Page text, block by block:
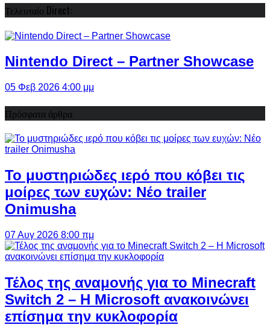
Τελευταίο Direct:
Nintendo Direct – Partner Showcase
05 Φεβ 2026 4:00 μμ
Πρόσφατα άρθρα
Το μυστηριώδες ιερό που κόβει τις
μοίρες των ευχών: Νέο trailer
Onimusha
07 Αυγ 2026 8:00 πμ
Τέλος της αναμονής για το Minecraft
Switch 2 – Η Microsoft ανακοινώνει
επίσημα την κυκλοφορία